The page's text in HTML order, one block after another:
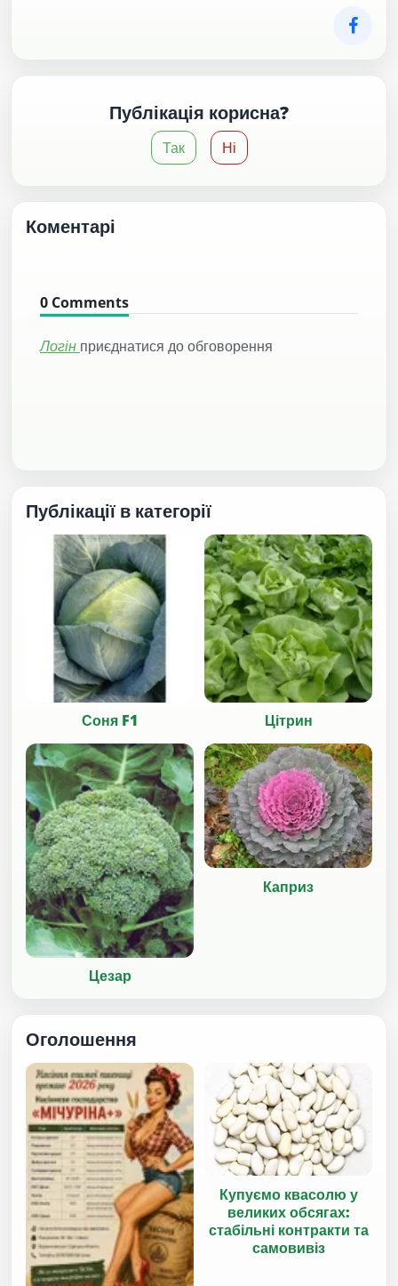
Публікація корисна?
Так Ні
Коментарі
0 Comments
Логін приєднатися до обговорення
Публікації в категорії
Соня F1 Цітрин
Цезар
Каприз
Оголошення
Купуємо квасолю у
великих обсягах:
стабільні контракти та
самовивіз